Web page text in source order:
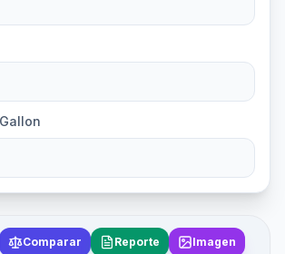
Comparar Reporte Imagen